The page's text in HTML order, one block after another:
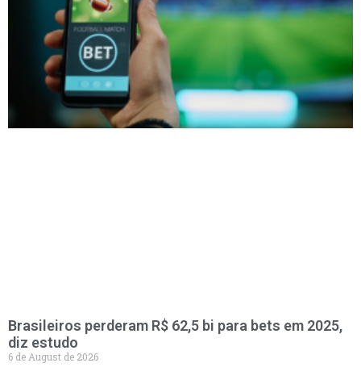
Brasileiros perderam R$ 62,5 bi para bets em 2025,
diz estudo
6 de August de 2026